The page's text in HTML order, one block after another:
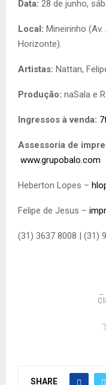
Data: 28 de junho,
Local: Mineirinho
Horizonte).
Artistas: Nattan,
Produção: naSala e
Ingressos à venda:
Assessoria de
www.grupobalo.com
Heberton Lopes –
Felipe de Jesus –
(31) 3637 8008 | (31)
SHARE